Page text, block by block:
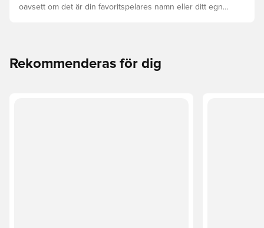
oavsett om det är din favoritspelares namn eller ditt egna.
Rekommenderas för dig